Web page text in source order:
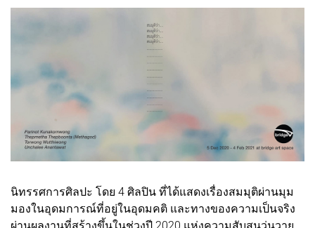
นิทรรศการศิลปะ โดย 4 ศิลปิน ที่ได้แสดงเรื่องสมมุติผ่านมุม
มองในอุดมการณ์ที่อยู่ในอุดมคติ และทางของความเป็นจริง